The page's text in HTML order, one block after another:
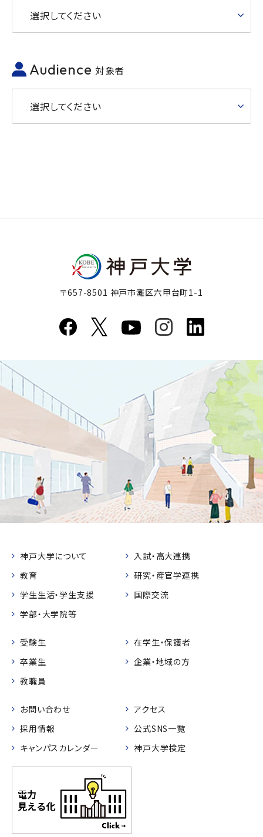
選択してください
Audience 対象者
選択してください
〒657-8501 神戸市灘区六甲台町1-1
神戸大学について
入試・高大連携
教育
研究・産官学連携
学生生活・学生支援
国際交流
学部・大学院等
受験生
在学生・保護者
卒業生
企業・地域の方
教職員
お問い合わせ
アクセス
採用情報
公式SNS一覧
キャンパスカレンダー
神戸大学検定